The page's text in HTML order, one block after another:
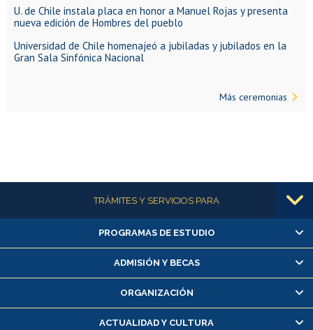
U. de Chile instala placa en honor a Manuel Rojas y presenta
nueva edición de Hombres del pueblo
Universidad de Chile homenajeó a jubiladas y jubilados en la
Gran Sala Sinfónica Nacional
Más ceremonias
Más informaciónTRÁMITES Y SERVICIOS PARA
Alumnas/os y exalumnas/os
Matrícula en línea
Inscripción y cambio de asignaturas
Consulta y certificado de notas
PROGRAMAS DE ESTUDIO
ADMISIÓN Y BECAS
ORGANIZACIÓN
ACTUALIDAD Y CULTURA